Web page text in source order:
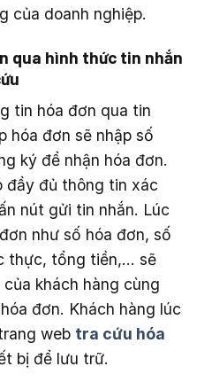
của doanh nghiệp.
qua hình thức tin nhắn
tin hóa đơn qua tin
hóa đơn sẽ nhập số
ký để nhận hóa đơn.
đầy đủ thông tin xác
nút gửi tin nhắn. Lúc
như số hóa đơn, số
thực, tổng tiền,… sẽ
khách hàng cùng
đơn. Khách hàng lúc
web tra cứu hóa
bị để lưu trữ.